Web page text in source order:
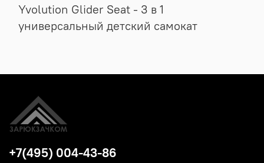
Yvolution Glider Seat - 3 в 1
универсальный детский самокат
+7(495) 004-43-86